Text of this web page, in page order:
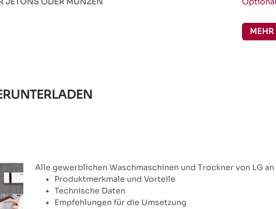
MEHR
Alle gewerblichen Waschmaschinen und Trockner von LG
Produktmerkmale und Vorteile
Technische Daten
Empfehlungen für die Umsetzung